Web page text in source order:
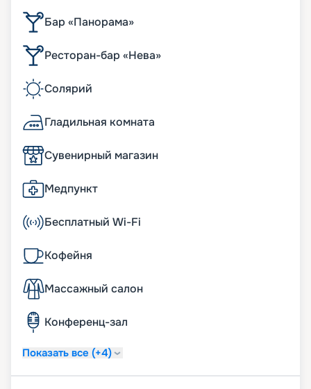
Бар «Панорама»
Ресторан-бар «Нева»
Солярий
Гладильная комната
Сувенирный магазин
Медпункт
Бесплатный Wi-Fi
Кофейня
Массажный салон
Конференц-зал
Показать все (+4)